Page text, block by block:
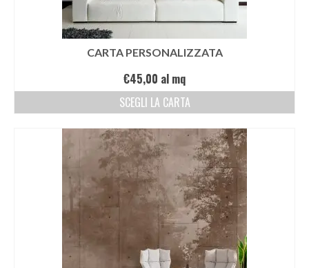
CARTA PERSONALIZZATA
€45,00 al mq
SCEGLI LA CARTA